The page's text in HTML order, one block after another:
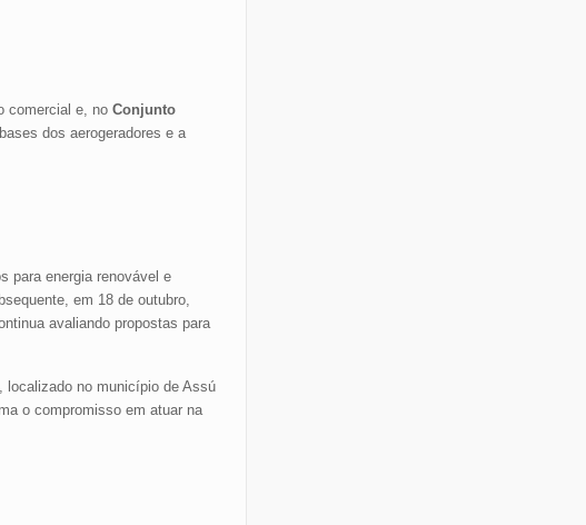
comercial e, no Conjunto
dos aerogeradores e a
para energia renovável e
em 18 de outubro,
avaliando propostas para
, localizado no município de Assú
o compromisso em atuar na